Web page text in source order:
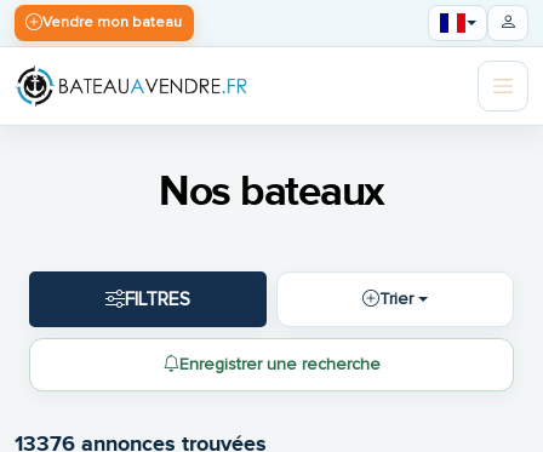
Vendre mon bateau
Nos bateaux
FILTRES Trier
Enregistrer une recherche
13376 annonces trouvées